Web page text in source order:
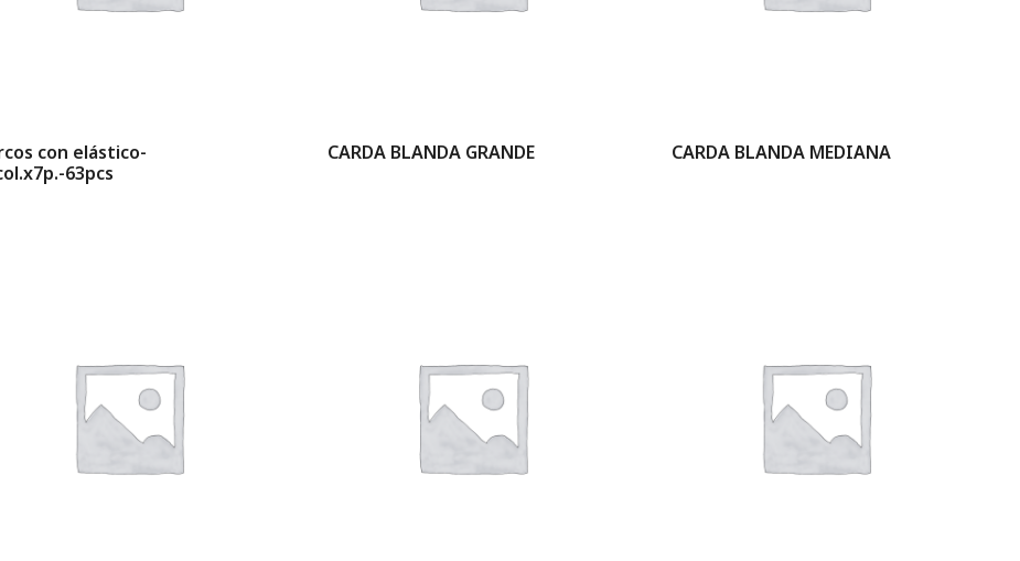
con elástico-
63pcs
CARDA BLANDA GRANDE CARDA BLANDA MEDIANA